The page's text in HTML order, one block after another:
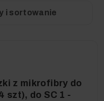
i sortowanie
z mikrofibry do
szt), do SC 1 -